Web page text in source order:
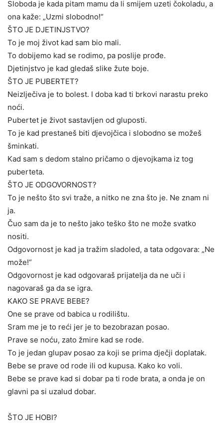
Sloboda je kada pitam mamu da li smijem uzeti čokoladu, a
ona kaže: „Uzmi slobodno!“
ŠTO JE DJETINJSTVO?
To je moj život kad sam bio mali.
To dobijemo kad se rodimo, pa poslije prođe.
Djetinjstvo je kad gledaš slike žute boje.
ŠTO JE PUBERTET?
Neizlječiva je to bolest. I doba kad ti brkovi narastu preko
noći.
Pubertet je život sastavljen od gluposti.
To je kad prestaneš biti djevojčica i slobodno se možeš
šminkati.
Kad sam s dedom stalno pričamo o djevojkama iz tog
puberteta.
ŠTO JE ODGOVORNOST?
To je nešto što svi traže, a nitko ne zna što je. Ne znam ni
ja.
Čuo sam da je to nešto jako teško što ne može svatko
nositi.
Odgovornost je kad ja tražim sladoled, a tata odgovara: „Ne
može!“
Odgovornost je kad odgovaraš prijatelja da ne uči i
nagovaraš ga da se igra.
KAKO SE PRAVE BEBE?
One se prave od babica u rodilištu.
Sram me je to reći jer je to bezobrazan posao.
Prave se noću, zato žmire kad se rode.
To je jedan glupav posao za koji se prima dječji doplatak.
Bebe se prave od rode ili od kupusa. Kako ko voli.
Bebe se prave kad si dobar pa ti rode brata, a onda je on
glavni pa si uzalud dobar.
ŠTO JE HOBI?